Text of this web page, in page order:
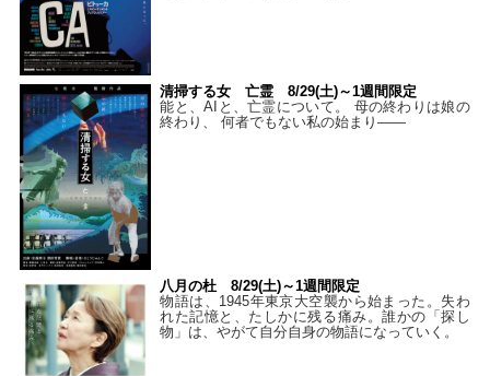
清掃する女 亡霊 8/29(土)～1週間限定
能と、AIと、亡霊について。 母の終わりは娘の
終わり、 何者でもない私の始まり――
八月の杜 8/29(土)～1週間限定
物語は、1945年東京大空襲から始まった。失わ
れた記憶と、たしかに残る痛み。誰かの「探し
物」は、やがて自分自身の物語になっていく。